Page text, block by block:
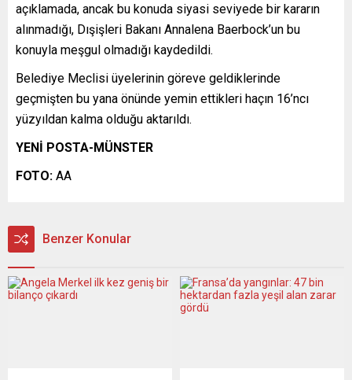
açıklamada, ancak bu konuda siyasi seviyede bir kararın
alınmadığı, Dışişleri Bakanı Annalena Baerbock’un bu
konuyla meşgul olmadığı kaydedildi.
Belediye Meclisi üyelerinin göreve geldiklerinde
geçmişten bu yana önünde yemin ettikleri haçın 16’ncı
yüzyıldan kalma olduğu aktarıldı.
YENİ POSTA-MÜNSTER
FOTO: AA
Benzer Konular